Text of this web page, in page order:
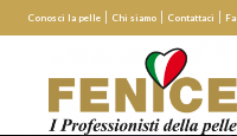
Conosci la pelle Chi siamo Contattaci